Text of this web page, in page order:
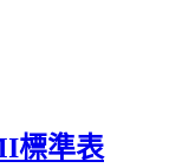
標準表